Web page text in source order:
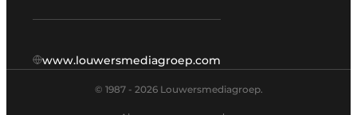
www.louwersmediagroep.com
© 1987 - 2026 Louwersmediagroep.